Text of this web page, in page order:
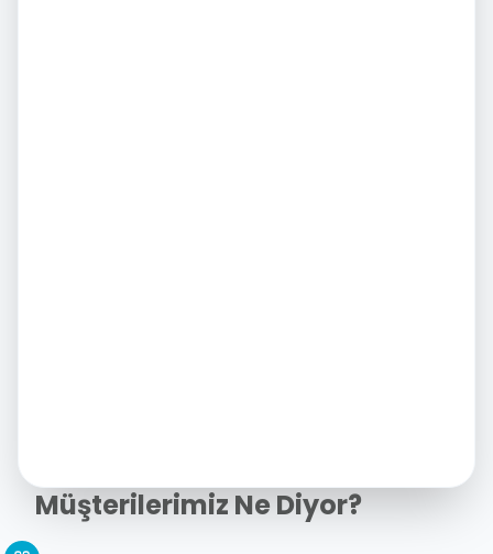
Müşterilerimiz Ne Diyor?